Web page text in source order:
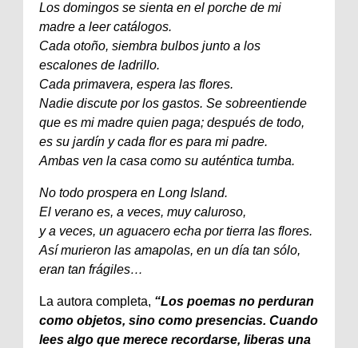
Los domingos se sienta en el porche de mi
madre a leer catálogos.
Cada otoño, siembra bulbos junto a los
escalones de ladrillo.
Cada primavera, espera las flores.
Nadie discute por los gastos. Se sobreentiende
que es mi madre quien paga; después de todo,
es su jardín y cada flor es para mi padre.
Ambas ven la casa como su auténtica tumba.
No todo prospera en Long Island.
El verano es, a veces, muy caluroso,
y a veces, un aguacero echa por tierra las flores.
Así murieron las amapolas, en un día tan sólo,
eran tan frágiles…
La autora completa, “Los poemas no perduran
como objetos, sino como presencias. Cuando
lees algo que merece recordarse, liberas una